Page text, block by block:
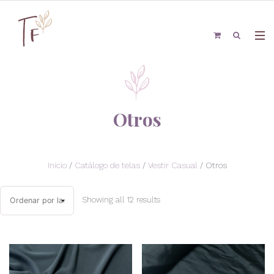
Otros
Inicio/ Catálogo de telas/ Vestir Casual / Otros
Showing all 12 results